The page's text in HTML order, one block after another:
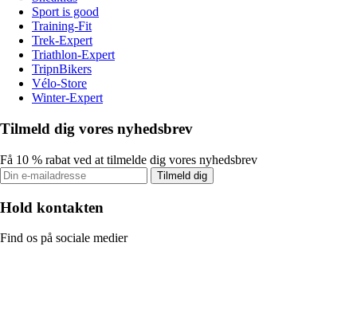
Sport is good
Training-Fit
Trek-Expert
Triathlon-Expert
TripnBikers
Vélo-Store
Winter-Expert
Tilmeld dig vores nyhedsbrev
Få 10 % rabat ved at tilmelde dig vores nyhedsbrev
Tilmeld dig
Hold kontakten
Find os på sociale medier